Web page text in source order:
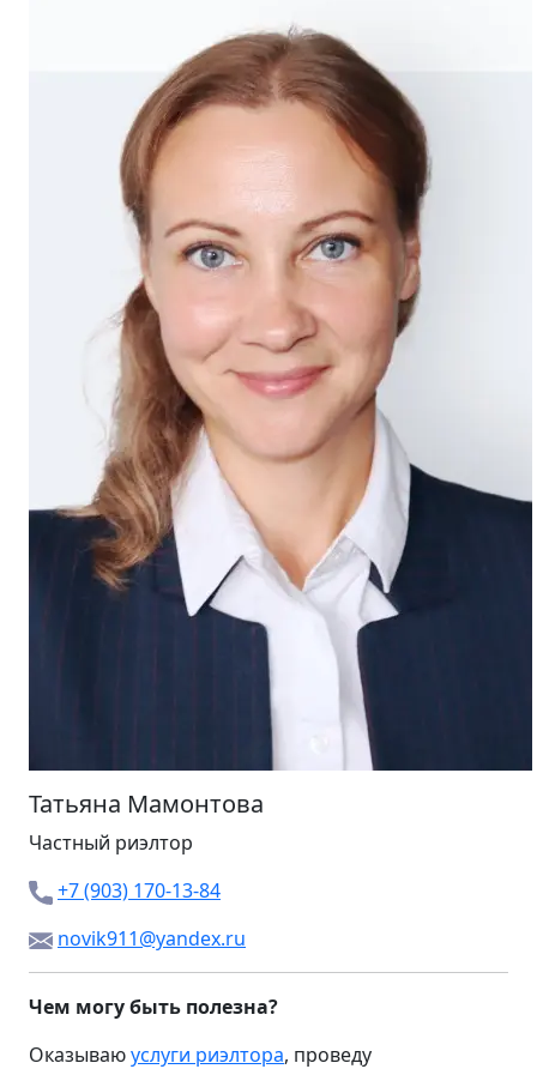
Татьяна Мамонтова
Частный риэлтор
+7 (903) 170-13-84
novik911@yandex.ru
Чем могу быть полезна?
Оказываюуслуги риэлтора, проведу